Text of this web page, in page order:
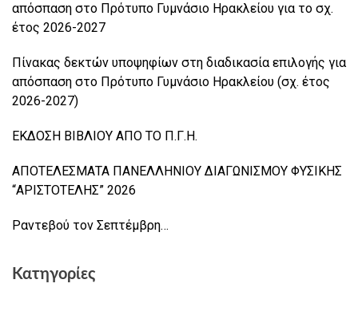
απόσπαση στο Πρότυπο Γυμνάσιο Ηρακλείου για το σχ.
έτος 2026-2027
Πίνακας δεκτών υποψηφίων στη διαδικασία επιλογής για
απόσπαση στο Πρότυπο Γυμνάσιο Ηρακλείου (σχ. έτος
2026-2027)
ΕΚΔΟΣΗ ΒΙΒΛΙΟΥ ΑΠΟ ΤΟ Π.Γ.Η.
ΑΠΟΤΕΛΕΣΜΑΤΑ ΠΑΝΕΛΛΗΝΙΟΥ ΔΙΑΓΩΝΙΣΜΟΥ ΦΥΣΙΚΗΣ
“ΑΡΙΣΤΟΤΕΛΗΣ” 2026
Ραντεβού τον Σεπτέμβρη…
Κατηγορίες